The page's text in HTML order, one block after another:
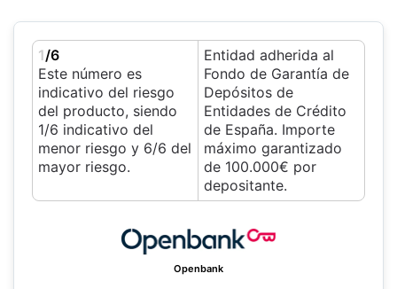
1/6
Este número es
indicativo del riesgo
del producto, siendo
1/6 indicativo del
menor riesgo y 6/6 del
mayor riesgo.
Entidad adherida al
Fondo de Garantía de
Depósitos de
Entidades de Crédito
de España. Importe
máximo garantizado
de 100.000€ por
depositante.
Openbank